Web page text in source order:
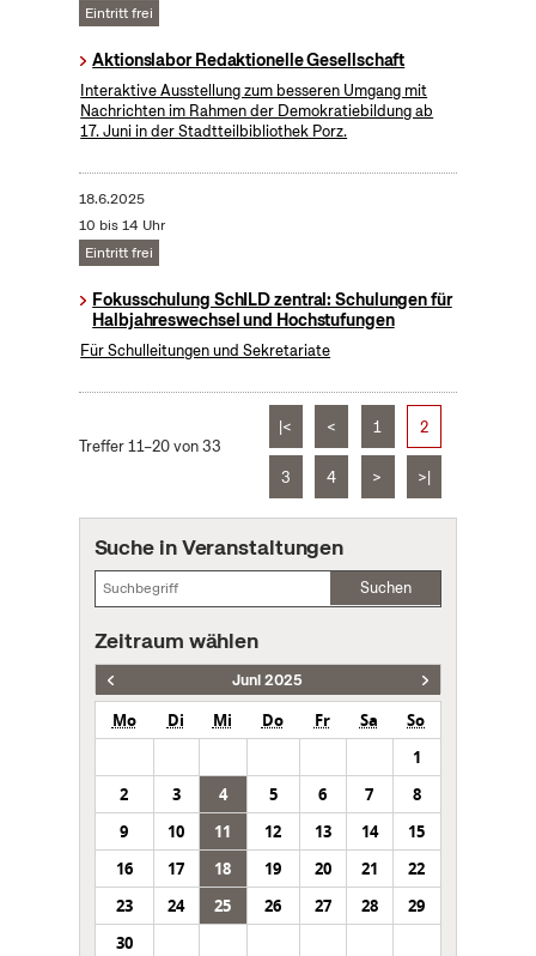
Eintritt frei
Aktionslabor Redaktionelle Gesellschaft
Interaktive Ausstellung zum besseren Umgang mit
Nachrichten im Rahmen der Demokratiebildung ab
17. Juni in der Stadtteilbibliothek Porz.
18.6.2025
10 bis 14 Uhr
Eintritt frei
Fokusschulung SchILD zentral: Schulungen für
Halbjahreswechsel und Hochstufungen
Für Schulleitungen und Sekretariate
Treffer 11–20 von 33
|< < 1 2
3 4 > >|
Suche in Veranstaltungen
Suchen
Zeitraum wählen
Juni 2025
Mo Di Mi Do Fr Sa
So
1
2
3 4 5 6 7
8
9
10 11 12 13 14
15
16
17 18 19 20 21
22
23
24 25 26 27 28
29
30